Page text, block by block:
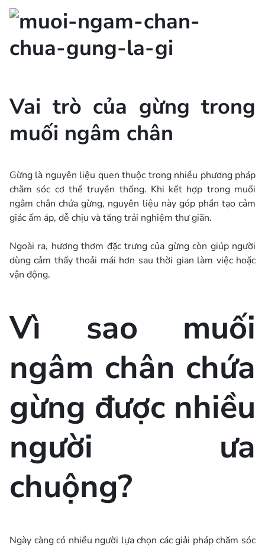
Vai trò của gừng trong
muối ngâm chân
Gừng là nguyên liệu quen thuộc trong nhiều phương pháp
chăm sóc cơ thể truyền thống. Khi kết hợp trong muối
ngâm chân chứa gừng, nguyên liệu này góp phần tạo cảm
giác ấm áp, dễ chịu và tăng trải nghiệm thư giãn.
Ngoài ra, hương thơm đặc trưng của gừng còn giúp người
dùng cảm thấy thoải mái hơn sau thời gian làm việc hoặc
vận động.
Vì sao muối
ngâm chân chứa
gừng được nhiều
người ưa
chuộng?
Ngày càng có nhiều người lựa chọn các giải pháp chăm sóc